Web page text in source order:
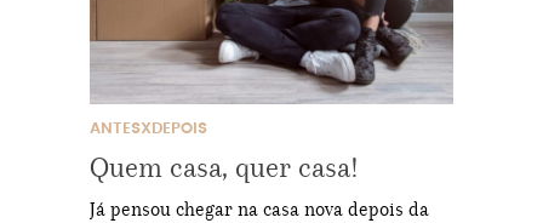
ANTESXDEPOIS
Quem casa, quer casa!
Já pensou chegar na casa nova depois da